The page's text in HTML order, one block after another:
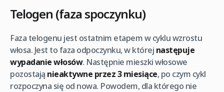
Telogen (faza spoczynku)
Faza telogenu jest ostatnim etapem w cyklu wzrostu
włosa. Jest to faza odpoczynku, w której następuje
wypadanie włosów. Następnie mieszki włosowe
pozostają nieaktywne przez 3 miesiące, po czym cykl
rozpoczyna się od nowa. Powodem, dla którego nie